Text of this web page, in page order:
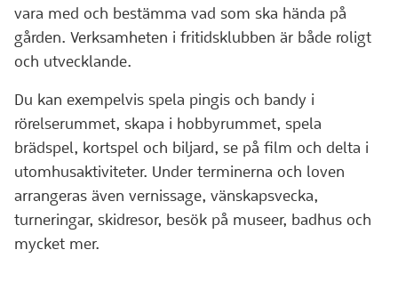
vara med och bestämma vad som ska hända på
gården. Verksamheten i fritidsklubben är både roligt
och utvecklande.
Du kan exempelvis spela pingis och bandy i
rörelserummet, skapa i hobbyrummet, spela
brädspel, kortspel och biljard, se på film och delta i
utomhusaktiviteter. Under terminerna och loven
arrangeras även vernissage, vänskapsvecka,
turneringar, skidresor, besök på museer, badhus och
mycket mer.